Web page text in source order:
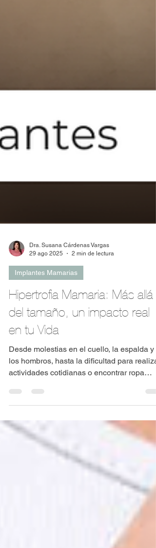
Dra. Susana Cárdenas Vargas
29 ago 2025
2 min de lectura
Implantes Mamarias
Hipertrofia Mamaria: Más allá
del tamaño, un impacto real
en tu Vida
Desde molestias en el cuello, la espalda y
actividades cotidianas o encontrar ropa
adecuada, sé que estas experiencias son
de vida.